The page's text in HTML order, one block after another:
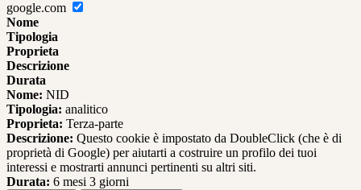
google.com
Nome
Tipologia
Proprieta
Descrizione
Durata
Nome: NID
Tipologia: analitico
Proprieta: Terza-parte
Descrizione: Questo cookie è impostato da DoubleClick (che è di
proprietà di Google) per aiutarti a costruire un profilo dei tuoi
interessi e mostrarti annunci pertinenti su altri siti.
Durata: 6 mesi 3 giorni